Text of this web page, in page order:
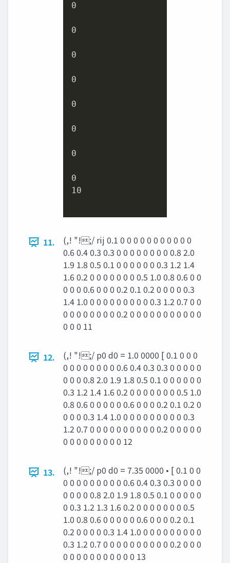
0
0
0
0
0
0
0
0
10
11.
(,! "!;/ rij 0.1 0 0 0 0 0 0 0 0 0 0 0
0.6 0.4 0.3 0.3 0 0 0 0 0 0 0 0 0.8 2.0
1.9 1.8 0.5 0.1 0 0 0 0 0 0 0.3 1.2 1.4
1.6 0.2 0 0 0 0 0 0 0 0.5 1.0 0.8 0.6 0 0
0 0 0 0.6 0 0 0 0.2 0.1 0.2 0 0 0 0 0.3
1.4 1.0 0 0 0 0 0 0 0 0 0 0.3 1.2 0.7 0 0
0 0 0 0 0 0 0 0 0.2 0 0 0 0 0 0 0 0 0 0 0
0 0 0 11
12.
(,! "!;/ p0 d0 = 1.0 0000 [ 0.1 0 0 0
0 0 0 0 0 0 0 0 0.6 0.4 0.3 0.3 0 0 0 0 0
0 0 0 0.8 2.0 1.9 1.8 0.5 0.1 0 0 0 0 0 0
0.3 1.2 1.4 1.6 0.2 0 0 0 0 0 0 0 0.5 1.0
0.8 0.6 0 0 0 0 0 0.6 0 0 0 0.2 0.1 0.2 0
0 0 0 0.3 1.4 1.0 0 0 0 0 0 0 0 0 0 0.3
1.2 0.7 0 0 0 0 0 0 0 0 0 0 0.2 0 0 0 0 0
0 0 0 0 0 0 0 0 0 12
13.
(,! "!;/ p0 d0 = 7.35 0000 • [ 0.1 0 0
0 0 0 0 0 0 0 0 0 0.6 0.4 0.3 0.3 0 0 0 0
0 0 0 0 0.8 2.0 1.9 1.8 0.5 0.1 0 0 0 0 0
0 0.3 1.2 1.3 1.6 0.2 0 0 0 0 0 0 0 0.5
1.0 0.8 0.6 0 0 0 0 0 0.6 0 0 0 0.2 0.1
0.2 0 0 0 0 0.3 1.4 1.0 0 0 0 0 0 0 0 0 0
0.3 1.2 0.7 0 0 0 0 0 0 0 0 0 0 0.2 0 0 0
0 0 0 0 0 0 0 0 0 0 0 13